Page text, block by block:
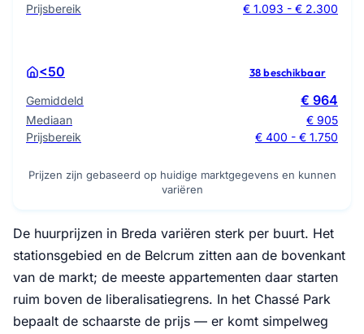
Prijsbereik
€ 1.093 - € 2.300
<50 38 beschikbaar
Gemiddeld € 964
Mediaan
€ 905
Prijsbereik
€ 400 - € 1.750
Prijzen zijn gebaseerd op huidige marktgegevens en kunnen
variëren
De huurprijzen in Breda variëren sterk per buurt. Het
stationsgebied en de Belcrum zitten aan de bovenkant
van de markt; de meeste appartementen daar starten
ruim boven de liberalisatiegrens. In het Chassé Park
bepaalt de schaarste de prijs — er komt simpelweg